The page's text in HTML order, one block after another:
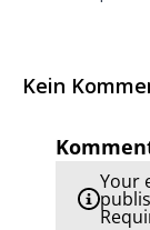
Kein
Your